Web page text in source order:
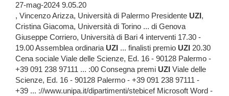
27-mag-2024 9.05.20
, Vincenzo Arizza, Università di Palermo Presidente UZI,
Cristina Giacoma, Università di Torino ... di Genova
Giuseppe Corriero, Università di Bari 4 interventi 17.30 -
19.00 Assemblea ordinaria UZI ... finalisti premio UZI 20.30
Cena sociale Viale delle Scienze, Ed. 16 - 90128 Palermo -
+39 091 238 97111 ... :00 Consegna premi UZI Viale delle
Scienze, Ed. 16 - 90128 Palermo - +39 091 238 97111 -
+39 ... ://www.unipa.it/dipartimenti/stebicef Microsoft Word -